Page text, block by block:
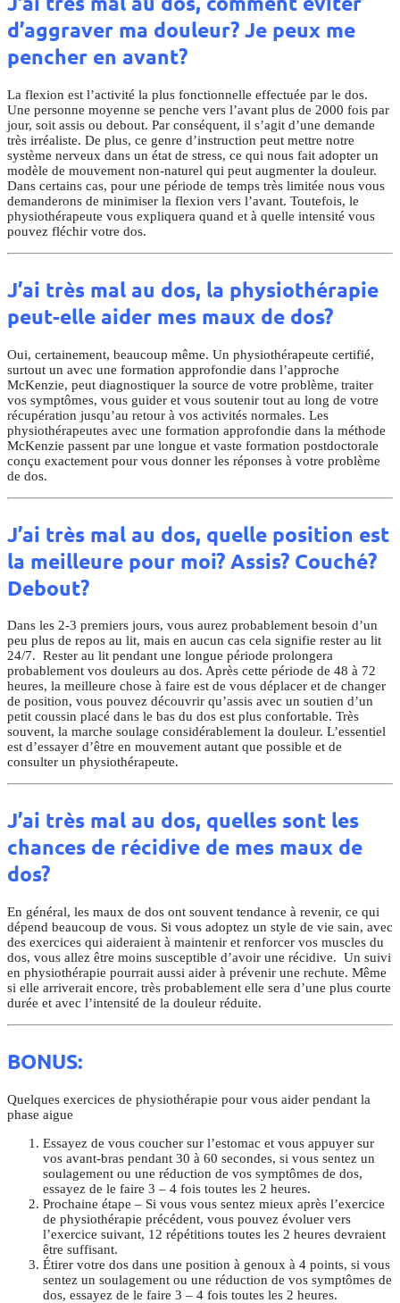
d’aggraver ma douleur? Je peux me
pencher en avant?
La flexion est l’activité la plus fonctionnelle effectuée par le dos.
Une personne moyenne se penche vers l’avant plus de 2000 fois par
jour, soit assis ou debout. Par conséquent, il s’agit d’une demande
très irréaliste. De plus, ce genre d’instruction peut mettre notre
système nerveux dans un état de stress, ce qui nous fait adopter un
modèle de mouvement non-naturel qui peut augmenter la douleur.
Dans certains cas, pour une période de temps très limitée nous vous
demanderons de minimiser la flexion vers l’avant. Toutefois, le
physiothérapeute vous expliquera quand et à quelle intensité vous
pouvez fléchir votre dos.
J’ai très mal au dos, la physiothérapie
peut-elle aider mes maux de dos?
Oui, certainement, beaucoup même. Un physiothérapeute certifié,
surtout un avec une formation approfondie dans l’approche
McKenzie, peut diagnostiquer la source de votre problème, traiter
vos symptômes, vous guider et vous soutenir tout au long de votre
récupération jusqu’au retour à vos activités normales. Les
physiothérapeutes avec une formation approfondie dans la méthode
McKenzie passent par une longue et vaste formation postdoctorale
conçu exactement pour vous donner les réponses à votre problème
de dos.
J’ai très mal au dos, quelle position est
la meilleure pour moi? Assis? Couché?
Debout?
Dans les 2-3 premiers jours, vous aurez probablement besoin d’un
peu plus de repos au lit, mais en aucun cas cela signifie rester au lit
24/7. Rester au lit pendant une longue période prolongera
probablement vos douleurs au dos. Après cette période de 48 à 72
heures, la meilleure chose à faire est de vous déplacer et de changer
de position, vous pouvez découvrir qu’assis avec un soutien d’un
petit coussin placé dans le bas du dos est plus confortable. Très
souvent, la marche soulage considérablement la douleur. L’essentiel
est d’essayer d’être en mouvement autant que possible et de
consulter un physiothérapeute.
J’ai très mal au dos, quelles sont les
chances de récidive de mes maux de
dos?
En général, les maux de dos ont souvent tendance à revenir, ce qui
dépend beaucoup de vous. Si vous adoptez un style de vie sain, avec
des exercices qui aideraient à maintenir et renforcer vos muscles du
dos, vous allez être moins susceptible d’avoir une récidive. Un suivi
en physiothérapie pourrait aussi aider à prévenir une rechute. Même
si elle arriverait encore, très probablement elle sera d’une plus courte
durée et avec l’intensité de la douleur réduite.
BONUS:
Quelques exercices de physiothérapie pour vous aider pendant la
phase aigue
Essayez de vous coucher sur l’estomac et vous appuyer sur
vos avant-bras pendant 30 à 60 secondes, si vous sentez un
soulagement ou une réduction de vos symptômes de dos,
essayez de le faire 3 – 4 fois toutes les 2 heures.
Prochaine étape – Si vous vous sentez mieux après l’exercice
de physiothérapie précédent, vous pouvez évoluer vers
l’exercice suivant, 12 répétitions toutes les 2 heures devraient
être suffisant.
Étirer votre dos dans une position à genoux à 4 points, si vous
sentez un soulagement ou une réduction de vos symptômes de
dos, essayez de le faire 3 – 4 fois toutes les 2 heures.